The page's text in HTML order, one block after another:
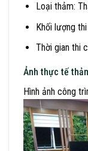
Loại thảm:
Khối lượng
Thời gian thi
Ảnh thực tế
Hình ảnh công